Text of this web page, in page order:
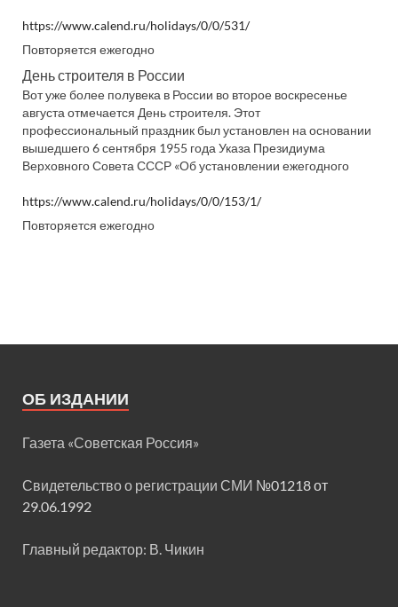
https://www.calend.ru/holidays/0/0/531/
Повторяется ежегодно
День строителя в России
Вот уже более полувека в России во второе воскресенье
августа отмечается День строителя. Этот
профессиональный праздник был установлен на основании
вышедшего 6 сентября 1955 года Указа Президиума
Верховного Совета СССР «Об установлении ежегодного
https://www.calend.ru/holidays/0/0/153/1/
Повторяется ежегодно
ОБ ИЗДАНИИ
Газета «Советская Россия»
Свидетельство о регистрации СМИ №01218 от
29.06.1992
Главный редактор: В. Чикин